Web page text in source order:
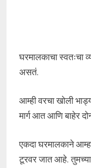
घरमालकाचा स्वतःचा
असतं.
आम्ही वरचा खोली
मार्ग आत आणि बाहेर
एकदा घरमालकाने
टूरवर जात आहे.